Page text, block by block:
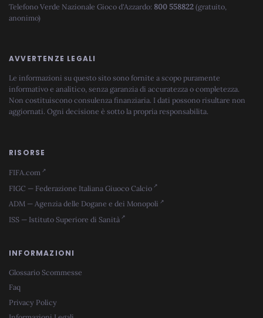
Telefono Verde Nazionale Gioco d'Azzardo: 800 558822(gratuito,
anonimo)
AVVERTENZE LEGALI
Le informazioni su questo sito sono fornite a scopo puramente
informativo e analitico, senza garanzia di accuratezza o completezza.
Non costituiscono consulenza finanziaria. I dati possono risultare non
aggiornati. Ogni decisione è sotto la propria responsabilita.
RISORSE
FIFA.com
FIGC — Federazione Italiana Giuoco Calcio
ADM — Agenzia delle Dogane e dei Monopoli
ISS — Istituto Superiore di Sanità
INFORMAZIONI
Glossario Scommesse
Faq
Privacy Policy